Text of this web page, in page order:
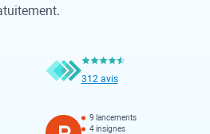
312 avis
9 lancements
4 insignes